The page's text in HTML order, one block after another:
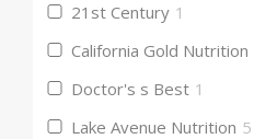
21st Century 1
California Gold Nutrition
Doctor's s Best 1
Lake Avenue Nutrition 5